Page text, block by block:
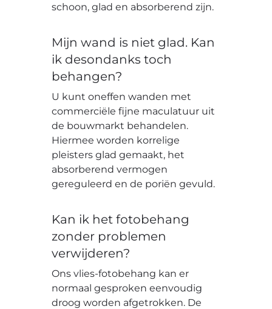
schoon, glad en absorberend zijn.
Mijn wand is niet glad. Kan
ik desondanks toch
behangen?
U kunt oneffen wanden met
commerciële fijne maculatuur uit
de bouwmarkt behandelen.
Hiermee worden korrelige
pleisters glad gemaakt, het
absorberend vermogen
gereguleerd en de poriën gevuld.
Kan ik het fotobehang
zonder problemen
verwijderen?
Ons vlies-fotobehang kan er
normaal gesproken eenvoudig
droog worden afgetrokken. De